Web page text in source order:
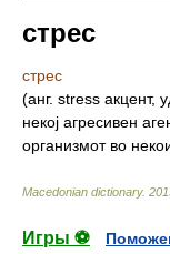
стрес
стрес
(анг. stress акцент,
некој агресивен
организмот во
Macedonian dictionary.
Игры ⚽